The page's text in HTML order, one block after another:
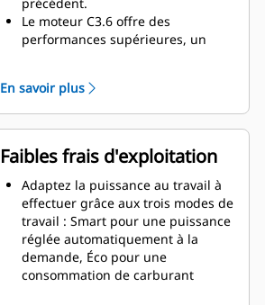
moyen d'une série complète de
vidéos explicatives.
précédent.
Le moteur C3.6 offre des
performances supérieures, un
américaines EPA Tier 3 et
européennes Stage IIIA sur les
émissions,équivalant à la norme
chinoise StageIII pour moteurs
non routiers.
La force d'arrachage
exceptionnelle et le réducteur
d'orientation vous aident à
améliorer le couple d'orientation et
la souplesse pour une excellente
productivité.
En savoir plus
Faibles frais d'exploitation
Adaptez la puissance au travail à
effectuer grâce aux trois modes de
travail : Smart pour une puissance
réglée automatiquement à la
demande, Éco pour une
consommation de carburant